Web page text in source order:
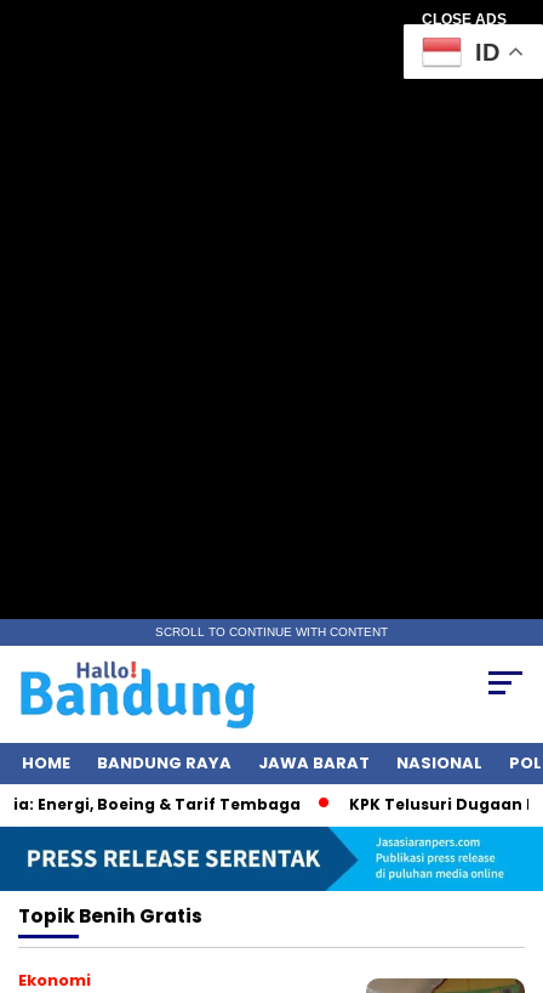
CLOSE ADS
SCROLL TO CONTINUE WITH CONTENT
HOME BANDUNG RAYA JAWA BARAT NASIONAL
Energi, Boeing & Tarif Tembaga KPK Telusuri Dugaan
TopikBenih Gratis
Ekonomi
ID